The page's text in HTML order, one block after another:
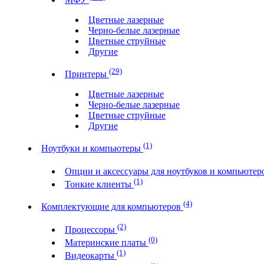
Цветные лазерные
Черно-белые лазерные
Цветные струйные
Другие
Принтеры (29)
Цветные лазерные
Черно-белые лазерные
Цветные струйные
Другие
Ноутбуки и компьютеры (1)
Опции и аксессуары для ноутбуков и
Тонкие клиенты (1)
Комплектующие для компьютеров (4)
Процессоры (2)
Материнские платы (0)
Видеокарты (1)